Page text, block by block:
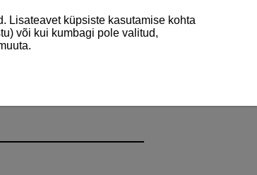
Lisateavet küpsiste kasutamise kohta
või kui kumbagi pole valitud,